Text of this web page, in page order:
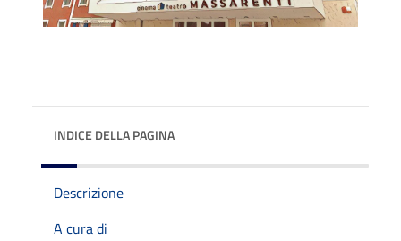
INDICE DELLA PAGINA
Descrizione
A cura di